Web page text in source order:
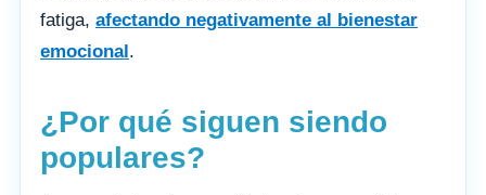
fatiga, afectando negativamente al bienestar
emocional.
¿Por qué siguen siendo
populares?